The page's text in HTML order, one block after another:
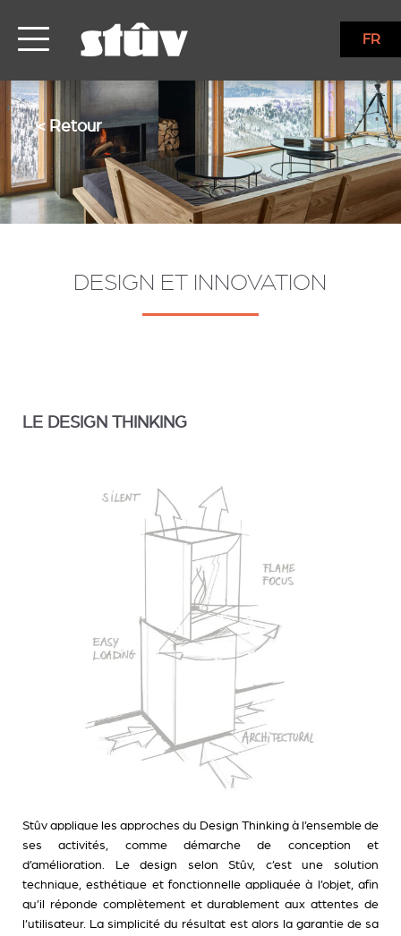
FR
< Retour
DESIGN ET INNOVATION
LE DESIGN THINKING
Stûv applique les approches du Design Thinking à l’ensemble de
ses activités, comme démarche de conception et
d’amélioration. Le design selon Stûv, c’est une solution
technique, esthétique et fonctionnelle appliquée à l’objet, afin
qu’il réponde complètement et durablement aux attentes de
l’utilisateur. La simplicité du résultat est alors la garantie de sa